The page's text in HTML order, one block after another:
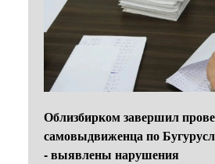
Облизбирком завершил
самовыдвиженца по
- выявлены нарушения